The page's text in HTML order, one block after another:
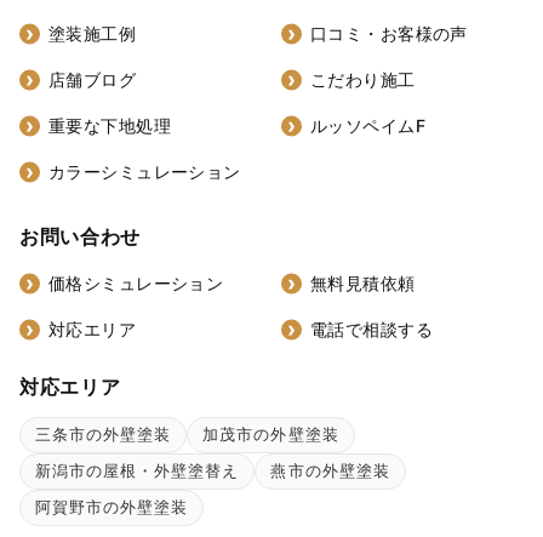
塗装施工例 口コミ・お客様の声
店舗ブログ こだわり施工
重要な下地処理 ルッソペイムF
カラーシミュレーション
お問い合わせ
価格シミュレーション 無料見積依頼
対応エリア 電話で相談する
対応エリア
三条市の外壁塗装
加茂市の外壁塗装
新潟市の屋根・外壁塗替え
燕市の外壁塗装
阿賀野市の外壁塗装